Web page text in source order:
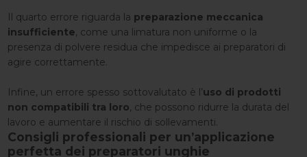
Il quarto errore riguarda la preparazione meccanica
insufficiente, come una limatura non uniforme o la
presenza di polvere residua che impedisce ai preparatori di
agire correttamente.
Infine, un errore spesso sottovalutato è l’uso di prodotti
non compatibili tra loro, che possono ridurre la durata del
lavoro e aumentare il rischio di sollevamenti.
Consigli professionali per un’applicazione
perfetta dei preparatori unghie